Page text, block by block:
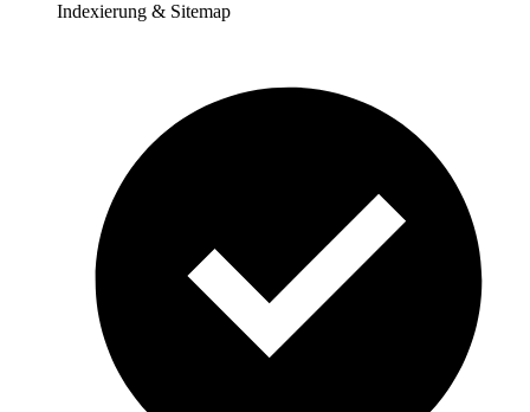
Indexierung & Sitemap